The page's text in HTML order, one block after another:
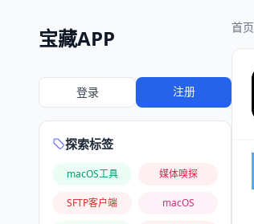
宝藏APP
登录 注册
探索标签
macOS工具 媒体嗅探
SFTP客户端 macOS
首页